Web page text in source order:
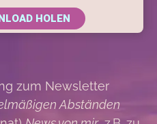
HOLEN
zum Newsletter
Abständen